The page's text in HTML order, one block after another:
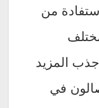
من
المزيد
في